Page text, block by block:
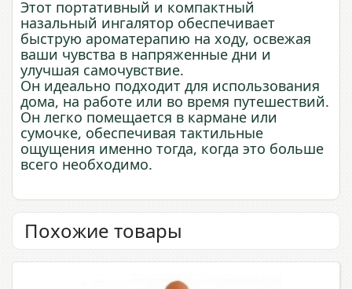
Этот портативный и компактный
назальный ингалятор обеспечивает
быструю ароматерапию на ходу, освежая
ваши чувства в напряженные дни и
улучшая самочувствие.
Он идеально подходит для использования
дома, на работе или во время путешествий.
Он легко помещается в кармане или
сумочке, обеспечивая тактильные
ощущения именно тогда, когда это больше
всего необходимо.
Похожие товары